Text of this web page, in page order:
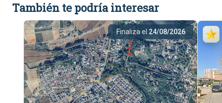
También te podría interesar
Finaliza el 24/08/2026